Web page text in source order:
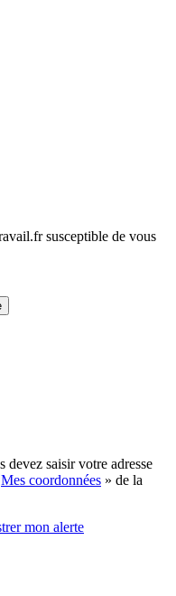
susceptible de vous
saisir votre adresse
Mes coordonnées » de la
mon alerte